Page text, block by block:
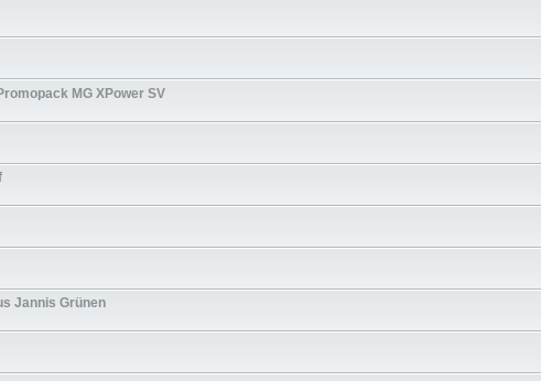
MG XPower SV
Jannis Grünen